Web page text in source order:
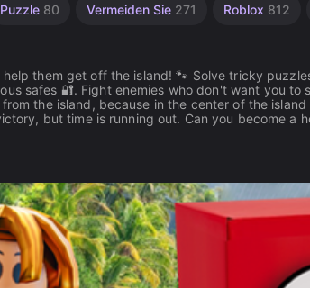
Puzzle 80 Vermeiden Sie 271 Roblox 812
help them get off the island! 🐾 Solve tricky
safes 🔐. Fight enemies who don't want you
the island, because in the center of the
but time is running out. Can you become a